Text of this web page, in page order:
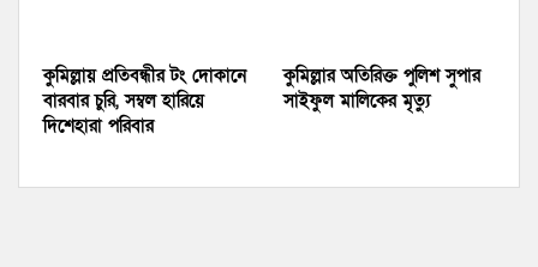
কুমিল্লায় প্রতিবন্ধীর টং দোকানে
বারবার চুরি, সম্বল হারিয়ে
দিশেহারা পরিবার
কুমিল্লার অতিরিক্ত পুলিশ সুপার
সাইফুল মালিকের মৃত্যু